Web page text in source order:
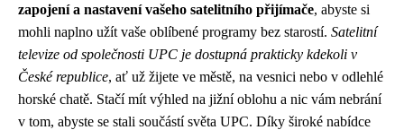
zapojení a nastavení vašeho satelitního přijímače, abyste si
mohli naplno užít vaše oblíbené programy bez starostí. Satelitní
televize od společnosti UPC je dostupná prakticky kdekoli v
České republice, ať už žijete ve městě, na vesnici nebo v odlehlé
horské chatě. Stačí mít výhled na jižní oblohu a nic vám nebrání
v tom, abyste se stali součástí světa UPC. Díky široké nabídce